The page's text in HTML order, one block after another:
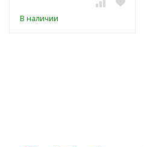
В наличии